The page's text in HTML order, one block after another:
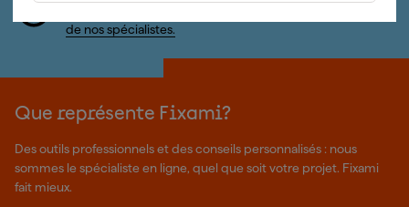
de nos spécialistes.
Que représente Fixami?
Des outils professionnels et des conseils personnalisés : nous
sommes le spécialiste en ligne, quel que soit votre projet. Fixami
fait mieux.